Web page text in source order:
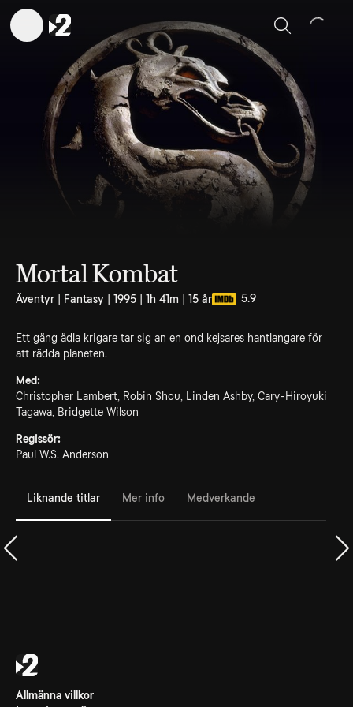
Sök
Mortal Kombat
Äventyr | Fantasy | 1995 | 1h 41m | 15 år 5.9
Ett gäng ädla krigare tar sig an en ond kejsares hantlangare för
att rädda planeten.
Med:
Christopher Lambert, Robin Shou, Linden Ashby, Cary-Hiroyuki
Tagawa, Bridgette Wilson
Regissör:
Paul W.S. Anderson
Liknande titlar Mer info Medverkande
Allmänna villkor